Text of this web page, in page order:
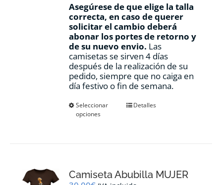
Asegúrese de que elige la talla
correcta, en caso de querer
solicitar el cambio deberá
abonar los portes de retorno y
de su nuevo envio. Las
camisetas se sirven 4 días
después de la realización de su
pedido, siempre que no caiga en
día festivo o fin de semana.
Seleccionar
opciones
Este
se
Detalles
Camiseta Abubilla MUJER